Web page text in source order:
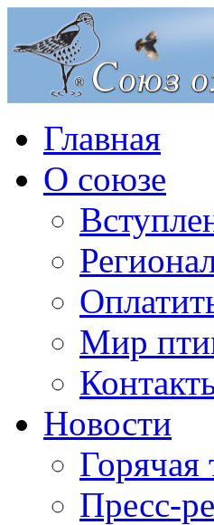
Главная
О союзе
Мир
Новости
Горячая
Пресс-